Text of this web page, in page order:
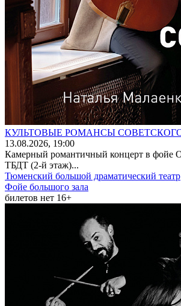
КУЛЬТОВЫЕ РОМАНСЫ
13.08.2026, 19:00
Камерный романтичный концерт в фойе
ТБДТ (2-й этаж)...
Тюменский большой драматический театр
Фойе большого зала
билетов нет 16+